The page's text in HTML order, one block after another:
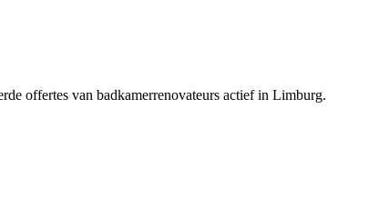
offertes van badkamerrenovateurs actief in Limburg.